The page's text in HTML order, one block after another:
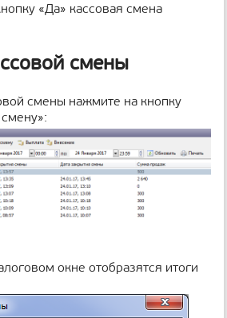
«Да» кассовая смена
смены
смены нажмите на кнопку
окне отобразятся итоги